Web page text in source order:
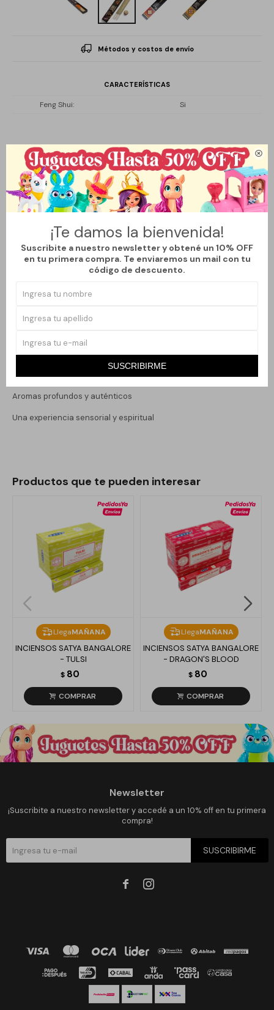

¡Te damos la bienvenida!
Suscribite a nuestro newsletter y obtené un 10% OFF
en tu primera compra. Te enviaremos un mail con tu
código de descuento.
SUSCRIBIRME
Métodos y costos de envío
CARACTERÍSTICAS
Feng Shui Si
Descripción
Descubre la magia ancestral de los inciensos Tribal Soul,
elaborados con resinas, hierbas y aceites naturales
cuidadosamente seleccionados. Cada varilla ofrece una
fragancia intensa y duradera, diseñada para conectar con la
espiritualidad, la armonía y la energía de la naturaleza.
Inspirados en antiguas tradiciones chamánicas y rituales
en un ambiente de paz, purificación y bienestar. Perfectos para
meditación, yoga, relajación o simplemente para disfrutar de un
aroma único y envolvente.
100% naturales
Aromas profundos y auténticos
Una experiencia sensorial y espiritual
Productos que te pueden interesar
LlegaMAÑANA
INCIENSOS SATYA BANGALORE
- TULSI
$ 80
LlegaMAÑANA
INCIENSOS SATYA BANGALORE
- DRAGON'S BLOOD
$ 80
Newsletter
¡Suscribite a nuestro newsletter y accedé a un 10% off en tu primera
compra!
SUSCRIBIRME
 